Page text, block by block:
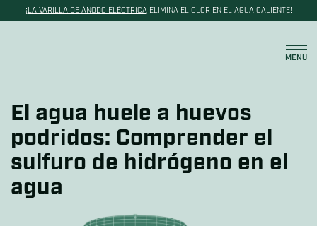
¡LA VARILLA DE ÁNODO ELÉCTRICAELIMINA EL OLOR EN EL AGUA CALIENTE!
CarritoMENU
El agua huele a huevos
podridos: Comprender el
sulfuro de hidrógeno en el
agua